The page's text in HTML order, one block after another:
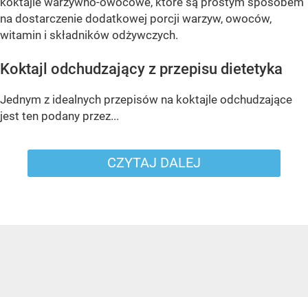
na dostarczenie dodatkowej porcji warzyw, owoców,
witamin i składników odżywczych.
Koktajl odchudzający z przepisu dietetyka
Jednym z idealnych przepisów na koktajle odchudzające
jest ten podany przez...
CZYTAJ DALEJ